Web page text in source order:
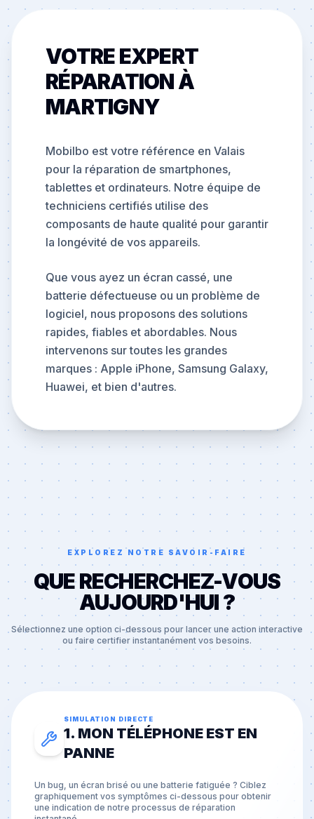
VOTRE EXPERT
RÉPARATION À
MARTIGNY
Mobilbo est votre référence en Valais
pour la réparation de smartphones,
tablettes et ordinateurs. Notre équipe de
techniciens certifiés utilise des
composants de haute qualité pour garantir
la longévité de vos appareils.
Que vous ayez un écran cassé, une
batterie défectueuse ou un problème de
logiciel, nous proposons des solutions
rapides, fiables et abordables. Nous
intervenons sur toutes les grandes
marques : Apple iPhone, Samsung Galaxy,
Huawei, et bien d'autres.
EXPLOREZ NOTRE SAVOIR-FAIRE
QUE RECHERCHEZ-VOUS
AUJOURD'HUI ?
Sélectionnez une option ci-dessous pour lancer une action interactive
ou faire certifier instantanément vos besoins.
SIMULATION DIRECTE
1. MON TÉLÉPHONE EST EN
PANNE
Un bug, un écran brisé ou une batterie fatiguée ? Ciblez
graphiquement vos symptômes ci-dessous pour obtenir
une indication de notre processus de réparation